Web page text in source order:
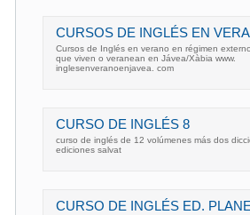
CURSOS DE INGLÉS EN
Cursos de Inglés en verano en régimen
que viven o veranean en Jávea/Xàbia www.
inglesenveranoenjavea. com
CURSO DE INGLÉS 8
curso de inglés de 12 volúmenes más dos
ediciones salvat
CURSO DE INGLÉS ED.